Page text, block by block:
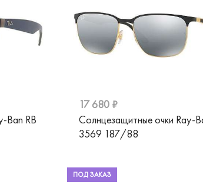
Ban RB
17 680 ₽
Солнцезащитные очки Ray-
3569 187/88
ПОД ЗАКАЗ